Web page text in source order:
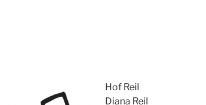
Hof Reil
Diana Reil